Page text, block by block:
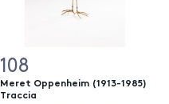
108
Meret Oppenheim (1913-1985)
Traccia